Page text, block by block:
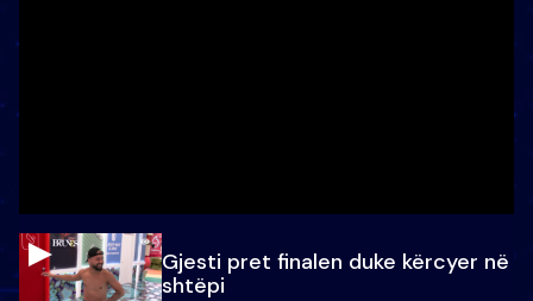
Gjesti pret finalen duke kërcyer në
shtëpi